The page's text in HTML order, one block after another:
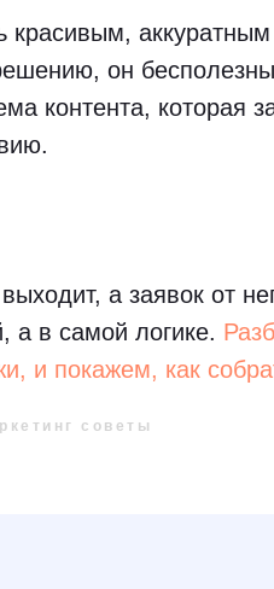
красивым,
он
контента, которая
а заявок от
а в самой логике.
и покажем, как
советы